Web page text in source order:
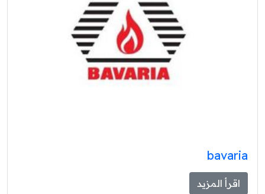
bavaria
اقرأ المزيد